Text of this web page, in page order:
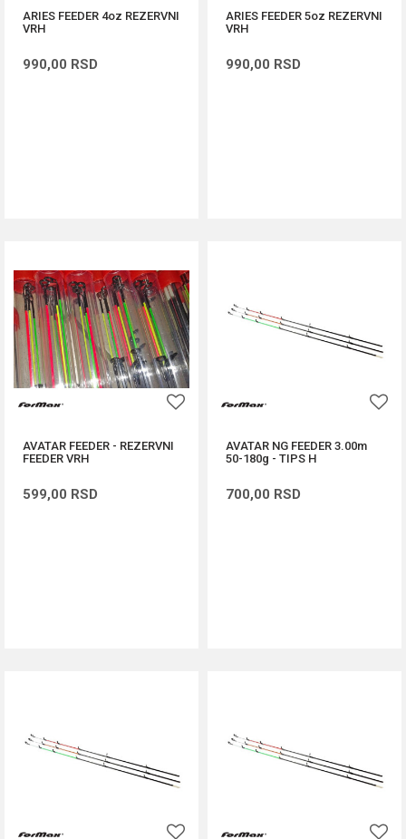
ARIES FEEDER 4oz REZERVNI
VRH
990,00 RSD
ARIES FEEDER 5oz REZERVNI
VRH
990,00 RSD
AVATAR FEEDER - REZERVNI
FEEDER VRH
599,00 RSD
AVATAR NG FEEDER 3.00m
50-180g - TIPS H
700,00 RSD